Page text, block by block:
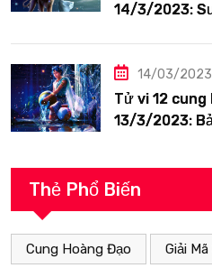
14/3/2023:
14/03/2023
Tử vi 12
13/3/2023:
Thẻ Phổ Biến
Cung Hoàng Đạo Giải